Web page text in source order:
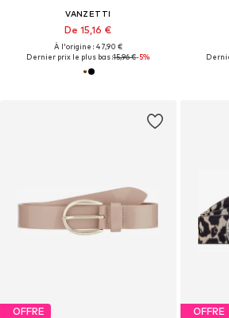
VANZETTI
De 15,16 €
À l'origine : 47,90 €
Dernier prix le plus bas :15,96 €-5%
OFFRE OFFRE